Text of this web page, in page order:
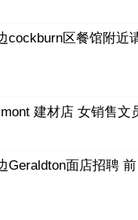
cockburn区餐馆附近
建材店 女销售文
Geraldton面店招聘 前